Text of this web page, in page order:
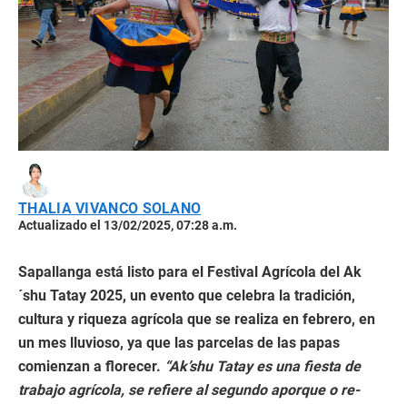
THALIA VIVANCO SOLANO
Actualizado el 13/02/2025, 07:28 a.m.
Sapallanga está listo para el Festival Agrícola del Ak
´shu Tatay 2025, un evento que celebra la tradición,
cultura y riqueza agrícola que se realiza en febrero, en
un mes lluvioso, ya que las parcelas de las papas
comienzan a florecer. “Ak’shu Tatay es una fiesta de
trabajo agrícola, se refiere al segundo aporque o re-